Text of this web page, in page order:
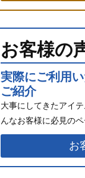
お客様の
実際にご利用
ご紹介
大事にしてきたアイ
んなお客様に必見のペ
お